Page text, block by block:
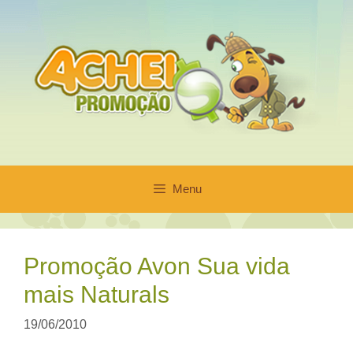
conteúdo
Menu
Promoção Avon Sua vida
mais Naturals
19/06/2010